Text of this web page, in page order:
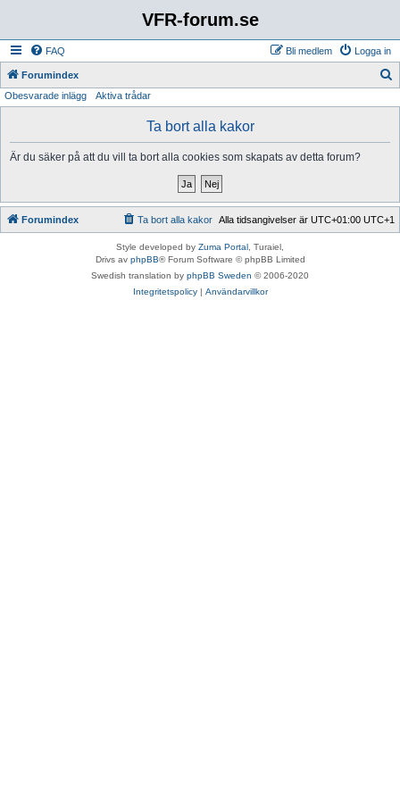
VFR-forum.se
FAQ Logga in
Bli medlem
Forumindex
Obesvarade inlägg Aktiva trådar
Ta bort alla kakor
Är du säker på att du vill ta bort alla cookies som skapats av detta forum?
Forumindex Alla tidsangivelser är UTC+01:00 UTC+1
Ta bort alla kakor
Style developed by Zuma Portal , Turaiel,
Drivs av phpBB® Forum Software © phpBB Limited
Swedish translation by phpBB Sweden © 2006-2020
Integritetspolicy| Användarvillkor